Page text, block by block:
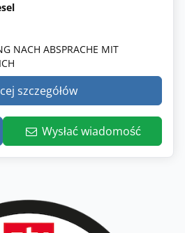
NACH ABSPRACHE MIT
szczegółów
Wysłać wiadomość